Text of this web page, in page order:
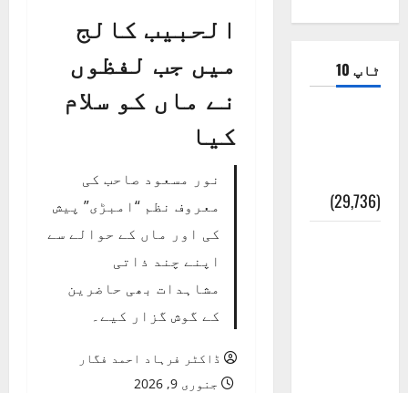
الحبیب کالج
میں جب لفظوں
نے ماں کو سلام
کیا
نور مسعود صاحب کی
معروف نظم “امبڑی” پیش
کی اور ماں کے حوالے سے
اپنے چند ذاتی
مشاہدات بھی حاضرین
کے گوش گزار کیے۔
ڈاکٹر فرہاد احمد فگار
جنوری 9, 2026
ٹاپ 10
(29,736)